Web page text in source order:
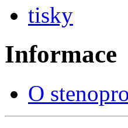
tisky
Informace
O